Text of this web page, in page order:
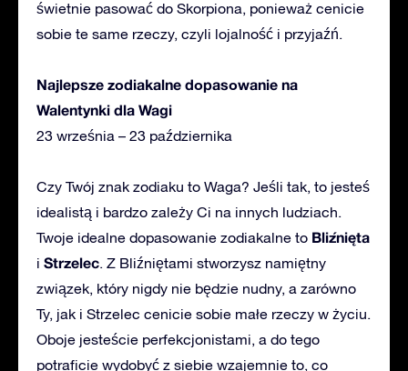
świetnie pasować do Skorpiona, ponieważ cenicie
sobie te same rzeczy, czyli lojalność i przyjaźń.
Najlepsze zodiakalne dopasowanie na
Walentynki dla Wagi
23 września – 23 października
Czy Twój znak zodiaku to Waga? Jeśli tak, to jesteś
idealistą i bardzo zależy Ci na innych ludziach.
Twoje idealne dopasowanie zodiakalne to Bliźnięta
i Strzelec. Z Bliźniętami stworzysz namiętny
związek, który nigdy nie będzie nudny, a zarówno
Ty, jak i Strzelec cenicie sobie małe rzeczy w życiu.
Oboje jesteście perfekcjonistami, a do tego
potraficie wydobyć z siebie wzajemnie to, co